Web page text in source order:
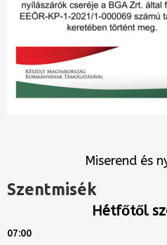
Miserend és
Szentmisék
Hétfőtől
07:00